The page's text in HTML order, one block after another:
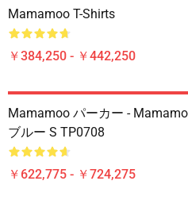
Mamamoo T-Shirts
￥384,250 - ￥442,250
Mamamoo パーカー -
ブルー S TP0708
￥622,775 - ￥724,275